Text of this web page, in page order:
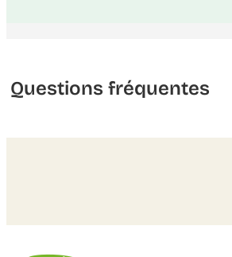
Questions fréquentes